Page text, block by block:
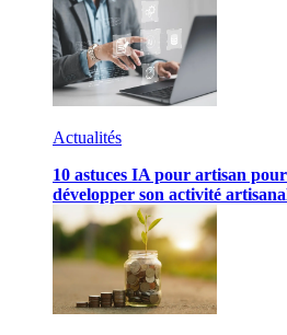
Actualités
10 astuces IA pour artisan
développer son activité